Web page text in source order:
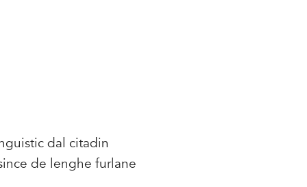
dal citadin
de lenghe furlane